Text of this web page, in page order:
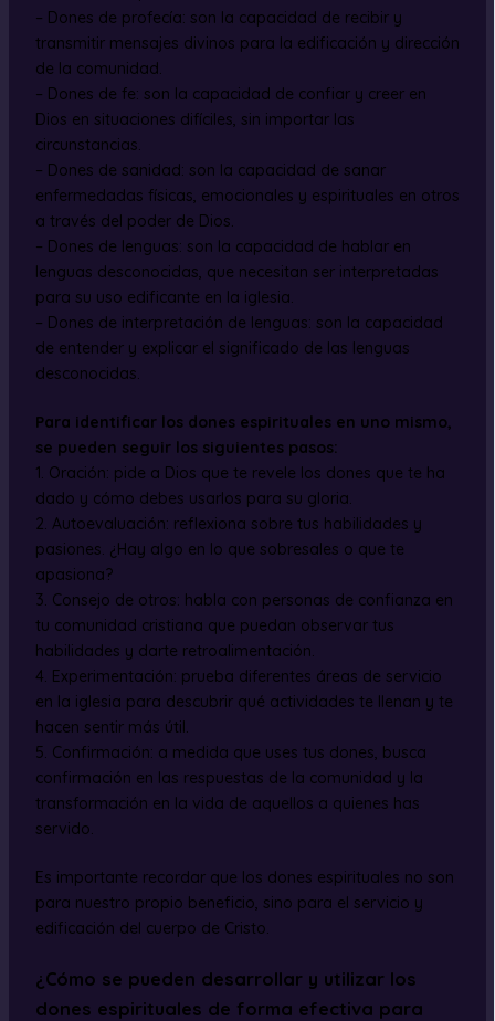
– Dones de profecía: son la capacidad de recibir y
transmitir mensajes divinos para la edificación y dirección
de la comunidad.
– Dones de fe: son la capacidad de confiar y creer en
Dios en situaciones difíciles, sin importar las
circunstancias.
– Dones de sanidad: son la capacidad de sanar
enfermedadas físicas, emocionales y espirituales en otros
a través del poder de Dios.
– Dones de lenguas: son la capacidad de hablar en
lenguas desconocidas, que necesitan ser interpretadas
para su uso edificante en la iglesia.
– Dones de interpretación de lenguas: son la capacidad
de entender y explicar el significado de las lenguas
desconocidas.
Para identificar los dones espirituales en uno mismo,
se pueden seguir los siguientes pasos:
1. Oración: pide a Dios que te revele los dones que te ha
dado y cómo debes usarlos para su gloria.
2. Autoevaluación: reflexiona sobre tus habilidades y
pasiones. ¿Hay algo en lo que sobresales o que te
apasiona?
3. Consejo de otros: habla con personas de confianza en
tu comunidad cristiana que puedan observar tus
habilidades y darte retroalimentación.
4. Experimentación: prueba diferentes áreas de servicio
en la iglesia para descubrir qué actividades te llenan y te
hacen sentir más útil.
5. Confirmación: a medida que uses tus dones, busca
confirmación en las respuestas de la comunidad y la
transformación en la vida de aquellos a quienes has
servido.
Es importante recordar que los dones espirituales no son
para nuestro propio beneficio, sino para el servicio y
edificación del cuerpo de Cristo.
¿Cómo se pueden desarrollar y utilizar los
dones espirituales de forma efectiva para